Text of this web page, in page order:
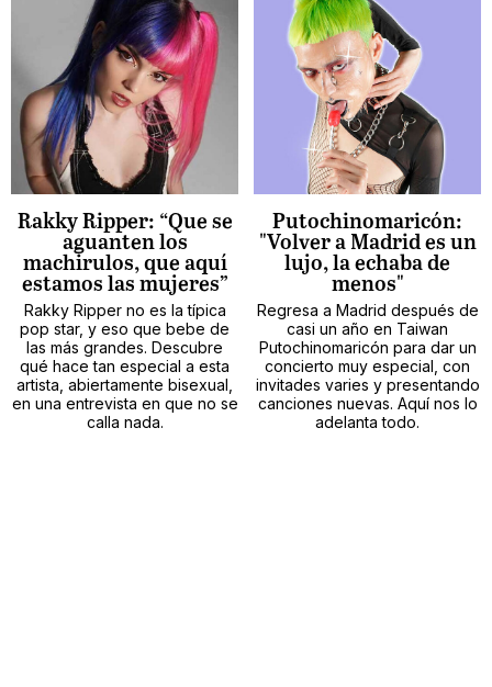
Rakky Ripper: “Que se
aguanten los
machirulos, que aquí
estamos las mujeres”
Rakky Ripper no es la típica
pop star, y eso que bebe de
las más grandes. Descubre
qué hace tan especial a esta
artista, abiertamente bisexual,
en una entrevista en que no se
calla nada.
Putochinomaricón:
"Volver a Madrid es un
lujo, la echaba de
menos"
Regresa a Madrid después de
casi un año en Taiwan
Putochinomaricón para dar un
concierto muy especial, con
invitades varies y presentando
canciones nuevas. Aquí nos lo
adelanta todo.